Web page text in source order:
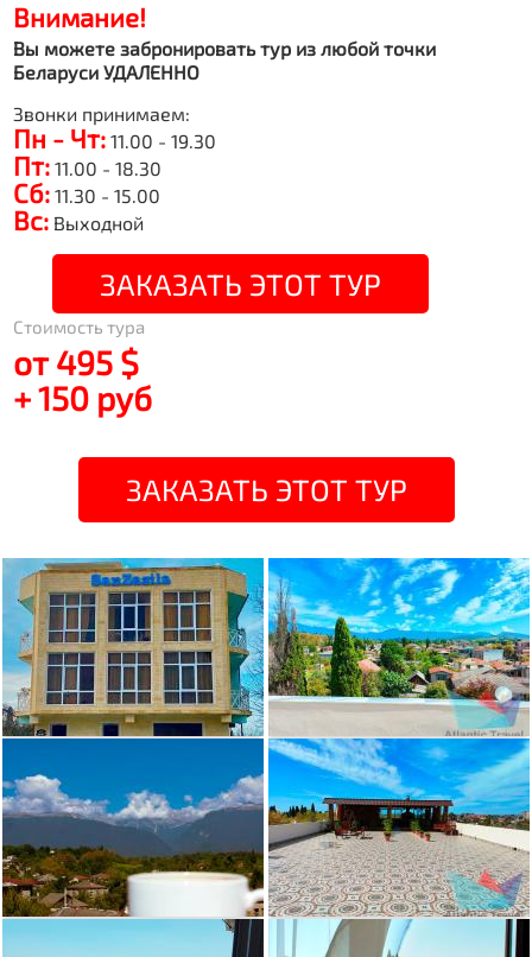
Внимание!
Вы можете забронировать тур из любой точки
Беларуси УДАЛЕННО
Звонки принимаем:
Пн - Чт: 11.00 - 19.30
Пт: 11.00 - 18.30
Сб: 11.30 - 15.00
Вс: Выходной
ЗАКАЗАТЬ ЭТОТ ТУР
Стоимость тура
от 495 $
+ 150 руб
ЗАКАЗАТЬ ЭТОТ ТУР